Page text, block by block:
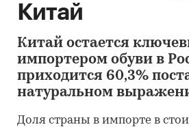
Китай
Китай остается
импортером обуви в
приходится 60,3%
натуральном
Доля страны в импорте в